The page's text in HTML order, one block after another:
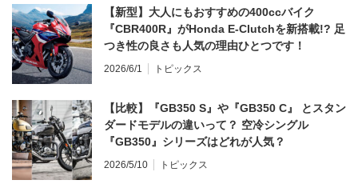
【新型】大人にもおすすめの400ccバイク
『CBR400R』がHonda E-Clutchを新搭載!? 足
つき性の良さも人気の理由ひとつです！
2026/6/1 トピックス
【比較】『GB350 S』や『GB350 C』 とスタン
ダードモデルの違いって？ 空冷シングル
『GB350』シリーズはどれが人気？
2026/5/10 トピックス